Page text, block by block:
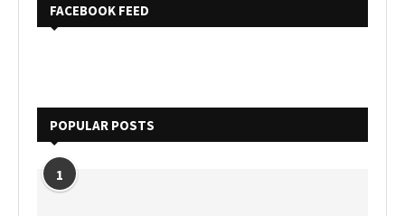
FACEBOOK FEED
POPULAR POSTS
1